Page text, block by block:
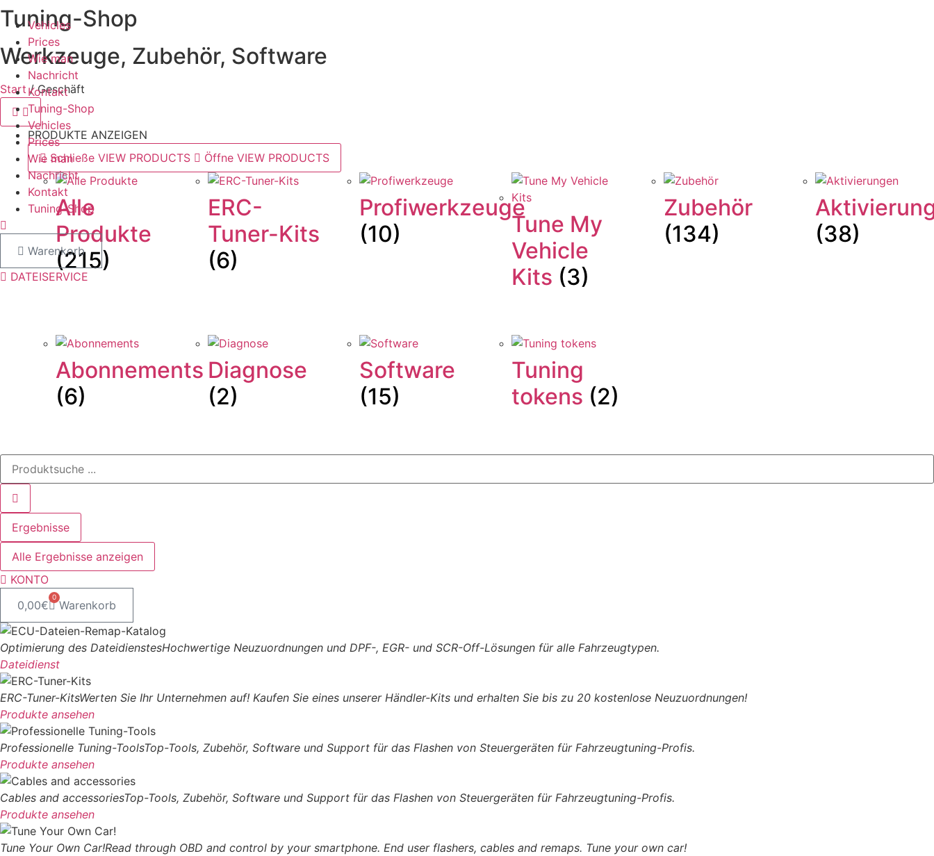
Zum
Inhalt
springen
Vehicles
Prices
Wie man
Nachricht
Kontakt
Tuning-Shop
Vehicles
Prices
Wie man
Nachricht
Kontakt
Tuning-Shop
Warenkorb
DATEISERVICE
Tuning-Shop
Werkzeuge, Zubehör, Software
Start / Geschäft
PRODUKTE ANZEIGEN
Schließe VIEW PRODUCTS
Öffne VIEW PRODUCTS
Alle
Produkte
(215)
ERC-
Tuner-Kits
(6)
Profiwerkzeuge
(10)
Tune My
Vehicle
Kits (3)
Zubehör
(134)
(38)
Abonnements
(6)
Diagnose
(2)
Software
(15)
Tuning
tokens (2)
Search
Ergebnisse
Alle Ergebnisse anzeigen
KONTO
0,00€
0
Warenkorb
Optimierung des DateidienstesHochwertige Neuzuordnungen und DPF-, EGR- und SCR-Off-Lösungen für alle Fahrzeugtypen.
Dateidienst
ERC-Tuner-KitsWerten Sie Ihr Unternehmen auf! Kaufen Sie eines unserer Händler-Kits und erhalten Sie bis zu 20 kostenlose Neuzuordnungen!
Produkte ansehen
Professionelle Tuning-ToolsTop-Tools, Zubehör, Software und Support für das Flashen von Steuergeräten für Fahrzeugtuning-Profis.
Produkte ansehen
Cables and accessoriesTop-Tools, Zubehör, Software und Support für das Flashen von Steuergeräten für Fahrzeugtuning-Profis.
Produkte ansehen
Tune Your Own Car!Read through OBD and control by your smartphone. End user flashers, cables and remaps. Tune your own car!